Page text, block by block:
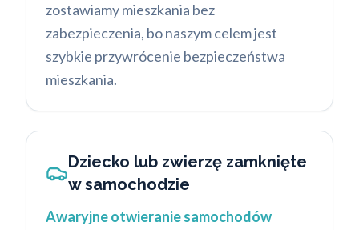
zostawiamy mieszkania bez
zabezpieczenia, bo naszym celem jest
szybkie przywrócenie bezpieczeństwa
mieszkania.
Dziecko lub zwierzę zamknięte
w samochodzie
Awaryjne otwieranie samochodów